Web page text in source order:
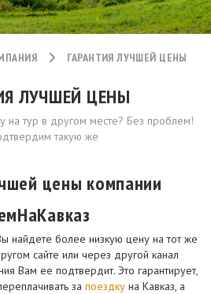
ГАРАНТИЯ ЛУЧШЕЙ ЦЕНЫ
ЛУЧШЕЙ ЦЕНЫ
на тур в другом месте? Без проблем!
такую же
цены компании
найдете более низкую цену на тот же
сайте или через другой канал
Вам ее подтвердит. Это гарантирует,
за поездку на Кавказ, а